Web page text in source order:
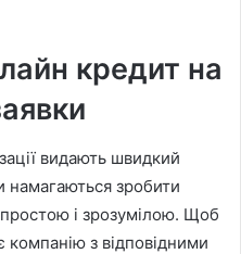
кредит на
видають швидкий
намагаються зробити
і зрозумілою. Щоб
компанію з відповідними